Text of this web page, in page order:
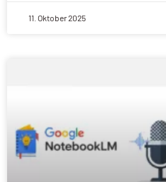
11. Oktober 2025